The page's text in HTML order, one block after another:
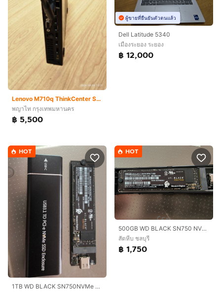
Lenovo M710q ThinkCenter SSF (แค่ Harddisk ก็ คุ้มแล้ว)
พญาไท กรุงเทพมหานคร
฿ 5,500
ผู้ขายที่ยืนยันตัวตนแล้ว
Dell Latitude 5340
เมืองระยอง ระยอง
฿ 12,000
HOT
1TB WD BLACK SN750NVMe SSD
HOT
500GB WD BLACK SN750 NVMe SSD
สัตหีบ ชลบุรี
฿ 1,750